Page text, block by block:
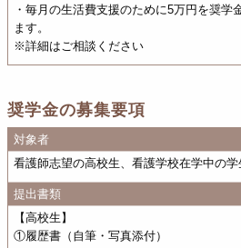
・毎月の生活費支援のために5万円を奨学
ます。
※詳細はご相談ください
奨学金の募集要項
対象者
看護師志望の高校生、看護学校在学中の
提出書類
【高校生】
①履歴書（自筆・写真添付）